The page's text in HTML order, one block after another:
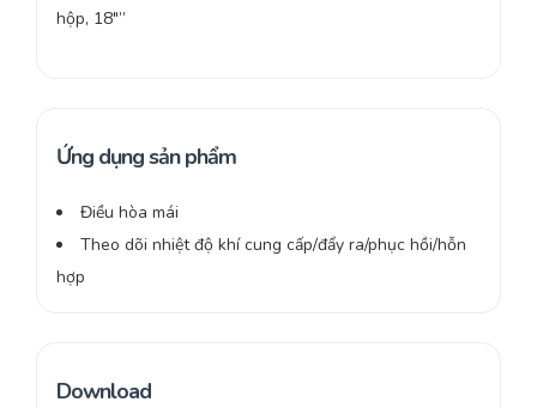
hộp, 18″”
Ứng dụng sản phẩm
Điều hòa mái
Theo dõi nhiệt độ khí cung cấp/đẩy ra/phục hồi/hỗn
hợp
Download